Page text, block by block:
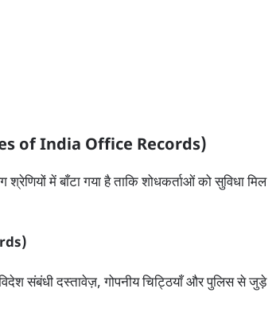
of India Office Records)
में बाँटा गया है ताकि शोधकर्ताओं को सुविधा मिल
संबंधी दस्तावेज़, गोपनीय चिट्ठियाँ और पुलिस से जुड़े